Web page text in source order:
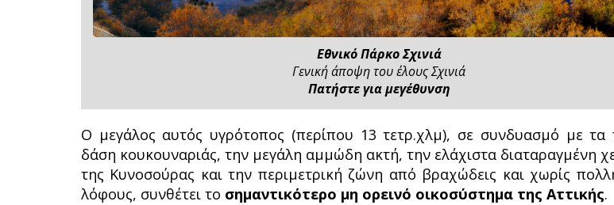
Εθνικό Πάρκο Σχινιά
Γενική άποψη του έλους Σχινιά
Πατήστε για μεγέθυνση
Ο μεγάλος αυτός υγρότοπος (περίπου 13 τετρ.χλμ), σε συνδυασμό με τα
δάση κουκουναριάς, την μεγάλη αμμώδη ακτή, την ελάχιστα διαταραγμένη
της Κυνοσούρας και την περιμετρική ζώνη από βραχώδεις και χωρίς
λόφους, συνθέτει το σημαντικότερο μη ορεινό οικοσύστημα της Αττικής.